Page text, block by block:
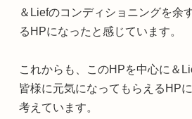
＆Liefのコンディショニングを余
るHPになったと感じています。
これからも、このHPを中心に＆
皆様に元気になってもらえるHP
考えています。